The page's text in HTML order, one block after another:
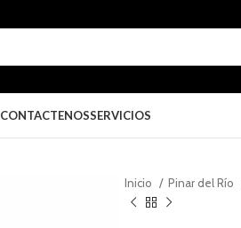
CONTACTENOSSERVICIOS
Inicio Pinar del Río